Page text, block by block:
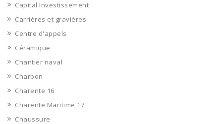
Capital Investissement
Carrières et gravières
Centre d'appels
Céramique
Chantier naval
Charbon
Charente 16
Charente Maritime 17
Chaussure